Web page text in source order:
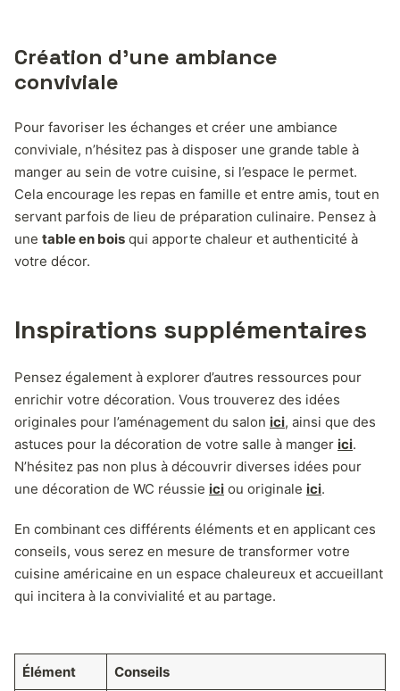
Création d’une ambiance
conviviale
Pour favoriser les échanges et créer une ambiance
conviviale, n’hésitez pas à disposer une grande table à
manger au sein de votre cuisine, si l’espace le permet.
Cela encourage les repas en famille et entre amis, tout en
servant parfois de lieu de préparation culinaire. Pensez à
une table en bois qui apporte chaleur et authenticité à
votre décor.
Inspirations supplémentaires
Pensez également à explorer d’autres ressources pour
enrichir votre décoration. Vous trouverez des idées
originales pour l’aménagement du salon ici, ainsi que des
astuces pour la décoration de votre salle à manger ici.
N’hésitez pas non plus à découvrir diverses idées pour
une décoration de WC réussie ici ou originale ici.
En combinant ces différents éléments et en applicant ces
conseils, vous serez en mesure de transformer votre
cuisine américaine en un espace chaleureux et accueillant
qui incitera à la convivialité et au partage.
Élément Conseils